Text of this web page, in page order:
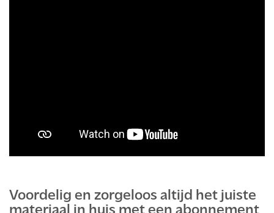
Voordelig en zorgeloos altijd het juiste